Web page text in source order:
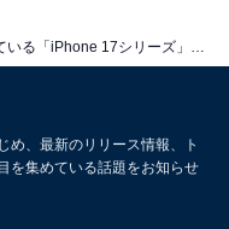
に対応したこと
化したフロントカメ
対応。バッテリーの
め、最新のリリース情報、ト
を集めている話題をお知らせ